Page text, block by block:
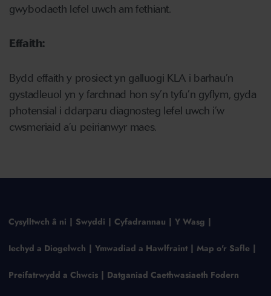
gwybodaeth lefel uwch am fethiant.
Effaith:
Bydd effaith y prosiect yn galluogi KLA i barhau’n
gystadleuol yn y farchnad hon sy’n tyfu’n gyflym, gyda
photensial i ddarparu diagnosteg lefel uwch i’w
cwsmeriaid a’u peirianwyr maes.
Cysylltwch â ni Swyddi Cyfadrannau Y Wasg
Iechyd a Diogelwch Ymwadiad a Hawlfraint Map o'r Safle
Preifatrwydd a Chwcis Datganiad Caethwasiaeth Fodern